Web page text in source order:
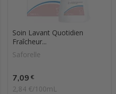
Soin Lavant Quotidien
Fraîcheur...
Saforelle
Prix
7,09 €
2,84 €/100mL